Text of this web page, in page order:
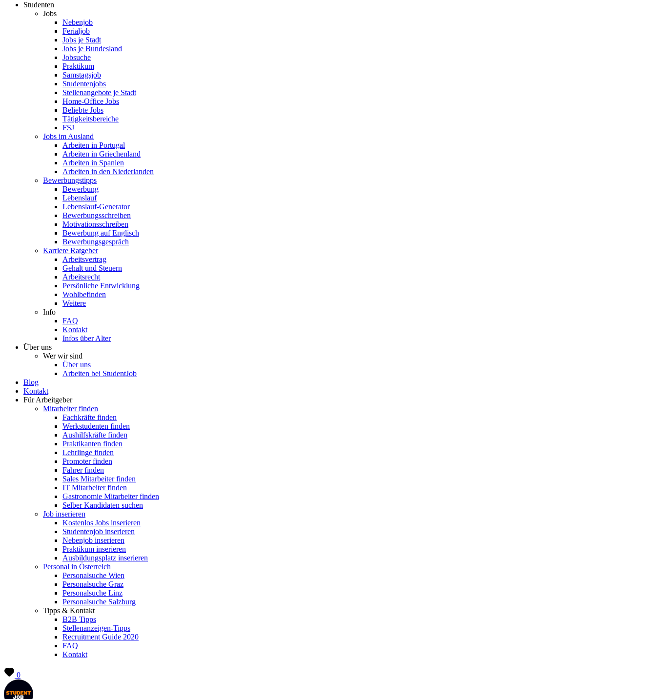
Studenten
Jobs
Nebenjob
Ferialjob
Jobs je Stadt
Jobs je Bundesland
Jobsuche
Praktikum
Samstagsjob
Studentenjobs
Stellenangebote je Stadt
Home-Office Jobs
Beliebte Jobs
Tätigkeitsbereiche
FSJ
Jobs im Ausland
Arbeiten in Portugal
Arbeiten in Griechenland
Arbeiten in Spanien
Arbeiten in den Niederlanden
Bewerbungstipps
Bewerbung
Lebenslauf
Lebenslauf-Generator
Bewerbungsschreiben
Motivationsschreiben
Bewerbung auf Englisch
Bewerbungsgespräch
Karriere Ratgeber
Arbeitsvertrag
Gehalt und Steuern
Arbeitsrecht
Persönliche Entwicklung
Wohlbefinden
Weitere
Info
FAQ
Kontakt
Infos über Alter
Über uns
Wer wir sind
Über uns
Arbeiten bei StudentJob
Blog
Kontakt
Für Arbeitgeber
Mitarbeiter finden
Fachkräfte finden
Werkstudenten finden
Aushilfskräfte finden
Praktikanten finden
Lehrlinge finden
Promoter finden
Fahrer finden
Sales Mitarbeiter finden
IT Mitarbeiter finden
Gastronomie Mitarbeiter finden
Selber Kandidaten suchen
Job inserieren
Kostenlos Jobs inserieren
Studentenjob inserieren
Nebenjob inserieren
Praktikum inserieren
Ausbildungsplatz inserieren
Personal in Österreich
Personalsuche Wien
Personalsuche Graz
Personalsuche Linz
Personalsuche Salzburg
Tipps & Kontakt
B2B Tipps
Stellenanzeigen-Tipps
Recruitment Guide 2020
FAQ
Kontakt
0